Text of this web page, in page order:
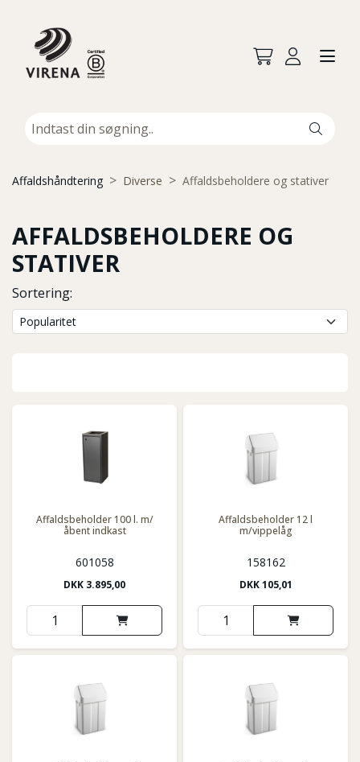
Affaldshåndtering Diverse Affaldsbeholdere og stativer
AFFALDSBEHOLDERE OG
STATIVER
Sortering:
Affaldsbeholder 100 l. m/
åbent indkast
601058
DKK 3.895,00
Affaldsbeholder 12 l
m/vippelåg
158162
DKK105,01